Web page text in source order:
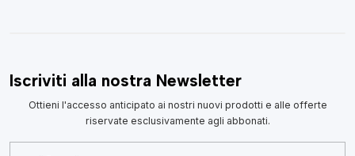
Iscriviti alla nostra Newsletter
Ottieni l'accesso anticipato ai nostri nuovi prodotti e alle offerte
riservate esclusivamente agli abbonati.